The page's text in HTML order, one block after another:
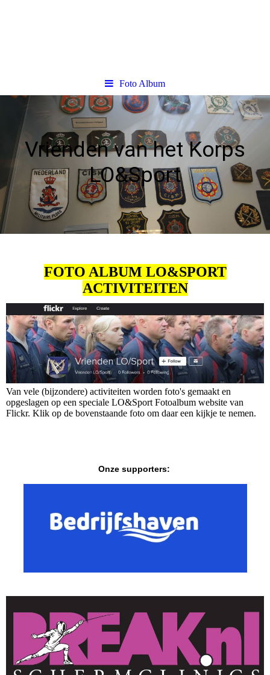
Foto Album
Vrienden van het Korps
LO&Sport
FOTO ALBUM LO&SPORT
ACTIVITEITEN
Van vele (bijzondere) activiteiten worden foto's gemaakt en
opgeslagen op een speciale LO&Sport Fotoalbum website van
Flickr. Klik op de bovenstaande foto om daar een kijkje te nemen.
Onze supporters: